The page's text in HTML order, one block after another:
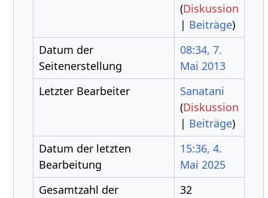
(Diskussion
| Beiträge)
Datum der
Seitenerstellung
08:34, 7.
Mai 2013
Letzter Bearbeiter
Sanatani
(Diskussion
| Beiträge)
Datum der letzten
Bearbeitung
15:36, 4.
Mai 2025
Gesamtzahl der
32